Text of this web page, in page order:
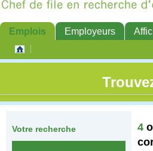
Emplois Employeurs
Votre recherche 4